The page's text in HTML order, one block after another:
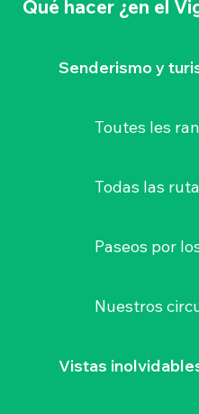
Qué hacer ¿en el
Senderismo y
Toutes les
Todas las
Paseos por
Nuestros
Vistas